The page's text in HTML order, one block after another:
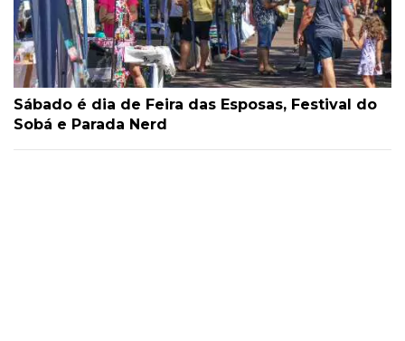
Sábado é dia de Feira das Esposas, Festival do
Sobá e Parada Nerd